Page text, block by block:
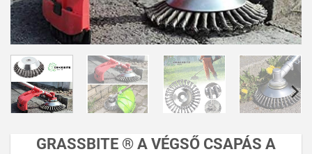
GRASSBITE ®️ A VÉGSŐ CSAPÁS A